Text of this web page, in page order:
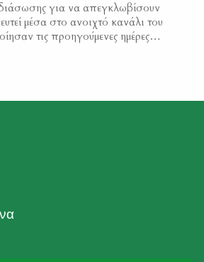
για να απεγκλωβίσουν
μέσα στο ανοιχτό κανάλι του
τις προηγούμενες ημέρες